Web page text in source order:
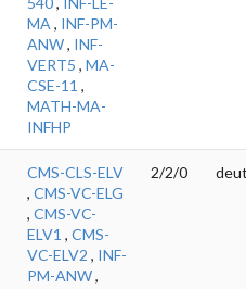
MA , INF-PM-
ANW, INF-
VERT5 , MA-
CSE-11 ,
MATH-MA-
INFHP
CMS-CLS-ELV
, CMS-VC-ELG
, CMS-VC-
ELV1 , CMS-
VC-ELV2 , INF-
PM-ANW,
2/2/0